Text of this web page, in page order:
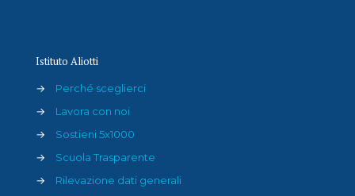
Istituto Aliotti
→
Perché sceglierci
→
Lavora con noi
→
Sostieni 5x1000
→
Scuola Trasparente
→
Rilevazione dati generali